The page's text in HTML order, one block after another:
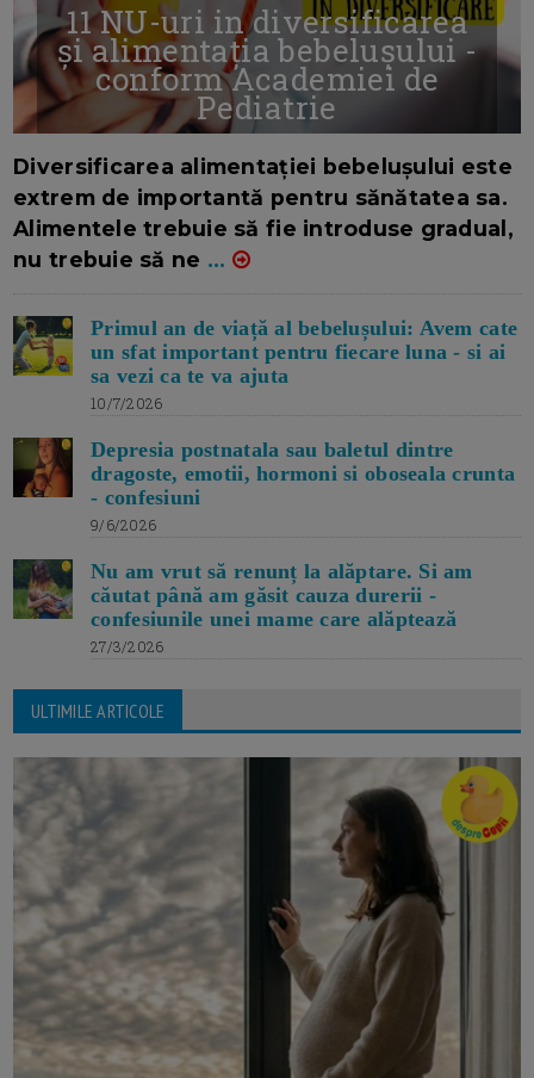
11 NU-uri in diversificarea
și alimentația bebelușului -
conform Academiei de
Pediatrie
Diversificarea alimentației bebelușului este
extrem de importantă pentru sănătatea sa.
Alimentele trebuie să fie introduse gradual,
nu trebuie să ne ...
Primul an de viață al bebelușului: Avem cate
un sfat important pentru fiecare luna - si ai
sa vezi ca te va ajuta
10/7/2026
Depresia postnatala sau baletul dintre
dragoste, emotii, hormoni si oboseala crunta
- confesiuni
9/6/2026
Nu am vrut să renunț la alăptare. Si am
căutat până am găsit cauza durerii -
confesiunile unei mame care alăptează
27/3/2026
ULTIMILE ARTICOLE